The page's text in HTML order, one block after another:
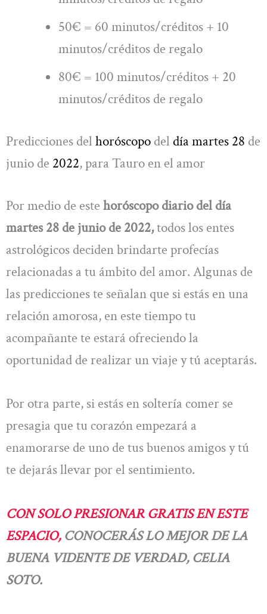
50€ = 60 minutos/créditos + 10
minutos/créditos de regalo
80€ = 100 minutos/créditos + 20
minutos/créditos de regalo
Predicciones del horóscopo del día martes 28 de
junio de 2022, para Tauro en el amor
Por medio de este horóscopo diario del día
martes 28 de junio de 2022,todos los entes
astrológicos deciden brindarte profecías
relacionadas a tu ámbito del amor. Algunas de
las predicciones te señalan que si estás en una
relación amorosa, en este tiempo tu
acompañante te estará ofreciendo la
oportunidad de realizar un viaje y tú aceptarás.
Por otra parte, si estás en soltería comer se
presagia que tu corazón empezará a
enamorarse de uno de tus buenos amigos y tú
te dejarás llevar por el sentimiento.
CON SOLO PRESIONAR GRATIS EN ESTE
ESPACIO,CONOCERÁS LO MEJOR DE LA
BUENA VIDENTE DE VERDAD, CELIA
SOTO.